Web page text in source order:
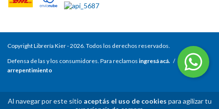
Al navegar por este sitio aceptás el uso de cookies para agilizar tu
Copyright Librería Kier - 2026. Todos los derechos reservados.
Defensa de las y los consumidores. Para reclamos ingresá acá. /
Botón de
arrepentimiento